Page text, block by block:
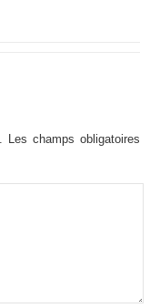
Les champs obligatoires